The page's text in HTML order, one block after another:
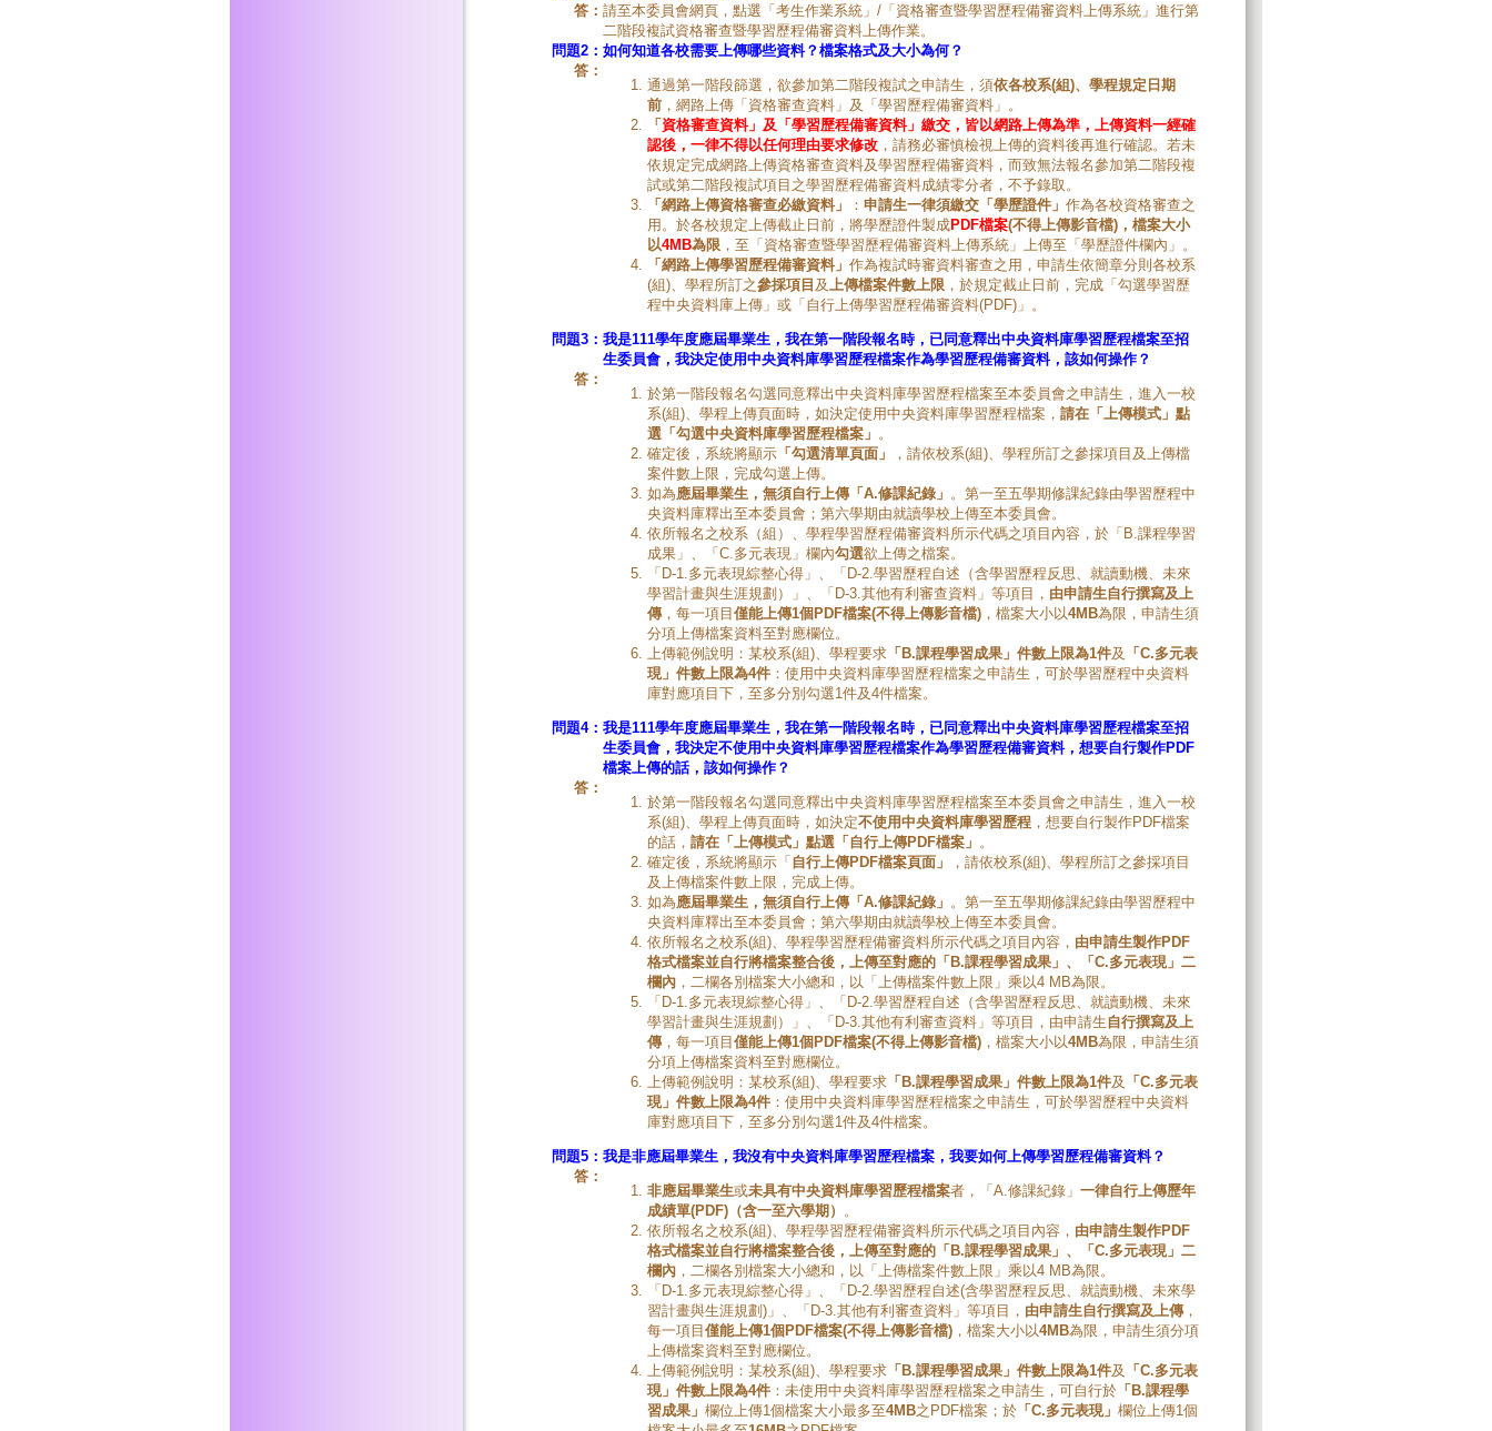
答： 請至本委員會網頁，點選「考生作業系統」/「資格審查暨學習歷程備審資料上傳系統」進行第
二階段複試資格審查暨學習歷程備審資料上傳作業。
問題2： 如何知道各校需要上傳哪些資料？檔案格式及大小為何？
答：
通過第一階段篩選，欲參加第二階段複試之申請生，須依各校系(組)、學程規定日期
前，網路上傳「資格審查資料」及「學習歷程備審資料」。
「 資格審查資料」及「學習歷程備審資料」繳交，皆以網路上傳為準，上傳資料一經確
認後，一律不得以任何理由要求修改，請務必審慎檢視上傳的資料後再進行確認。若未
依規定完成網路上傳資格審查資料及學習歷程備審資料，而致無法報名參加第二階段複
試或第二階段複試項目之學習歷程備審資料成績零分者，不予錄取。
「網路上傳資格審查必繳資料」
： 申請生一律須繳交「學歷證件」 作為各校資格審查之
用。於各校規定上傳截止日前，將學歷證件製成PDF檔案(不得上傳影音檔)，檔案大小
以4MB為限，至「資格審查暨學習歷程備審資料上傳系統」上傳至「學歷證件欄內」。
「網路上傳學習歷程備審資料」 作為複試時審資料審查之用，申請生依簡章分則各校系
(組)、學程所訂之參採項目 及上傳檔案件數上限，於規定截止日前，完成「勾選學習歷
程中央資料庫上傳」或「自行上傳學習歷程備審資料(PDF)」。
問題3： 我是111學年度應屆畢業生，我在第一階段報名時，已同意釋出中央資料庫學習歷程檔案至招
生委員會，我決定使用中央資料庫學習歷程檔案作為學習歷程備審資料，該如何操作？
答：
於第一階段報名勾選同意釋出中央資料庫學習歷程檔案至本委員會之申請生，進入一校
系(組)、學程上傳頁面時，如決定使用中央資料庫學習歷程檔案， 請在「上傳模式」點
選「勾選中央資料庫學習歷程檔案」 。
確定後，系統將顯示「勾選清單頁面」
，請依校系(組)、學程所訂之參採項目及上傳檔
案件數上限，完成勾選上傳。
如為應屆畢業生，無須自行上傳「 A.修課紀錄」 。第一至五學期修課紀錄由學習歷程中
央資料庫釋出至本委員會；第六學期由就讀學校上傳至本委員會。
依所報名之校系（組）、學程學習歷程備審資料所示代碼之項目內容，於「B.課程學習
成果」、「C.多元表現」欄內勾選欲上傳之檔案。
「D-1.多元表現綜整心得」、「D-2.學習歷程自述（含學習歷程反思、就讀動機、未來
學習計畫與生涯規劃）」、「D-3.其他有利審查資料」等項目， 由申請生自行撰寫及上
傳，每一項目 僅能上傳1個 PDF檔案(不得上傳影音檔)，檔案大小以4MB為限，申請生須
分項上傳檔案資料至對應欄位。
上傳範例說明：某校系(組)、學程要求「 B.課程學習成果」件數上限為1件及 「 C.多元表
現」件數上限為4件：使用中央資料庫學習歷程檔案之申請生，可於學習歷程中央資料
庫對應項目下，至多分別勾選1件及4件檔案。
問題4： 我是111學年度應屆畢業生，我在第一階段報名時，已同意釋出中央資料庫學習歷程檔案至招
生委員會，我決定不使用中央資料庫學習歷程檔案作為學習歷程備審資料，想要自行製作PDF
檔案上傳的話，該如何操作？
答：
於第一階段報名勾選同意釋出中央資料庫學習歷程檔案至本委員會之申請生，進入一校
系(組)、學程上傳頁面時，如決定不使用中央資料庫學習歷程，想要自行製作PDF檔案
的話， 請在「上傳模式」點選「自行上傳PDF檔案」 。
確定後，系統將顯示「 自行上傳PDF檔案頁面」
，請依校系(組)、學程所訂之參採項目
及上傳檔案件數上限，完成上傳。
如為應屆畢業生，無須自行上傳「 A.修課紀錄」 。第一至五學期修課紀錄由學習歷程中
央資料庫釋出至本委員會；第六學期由就讀學校上傳至本委員會。
依所報名之校系(組)、學程學習歷程備審資料所示代碼之項目內容， 由申請生製作PDF
格式檔案並自行將檔案整合後，上傳至對應的「 B.課程學習成果」、「 C.多元表現」二
欄內，二欄各別檔案大小總和，以「上傳檔案件數上限」乘以4 MB為限。
「D-1.多元表現綜整心得」、「D-2.學習歷程自述（含學習歷程反思、就讀動機、未來
學習計畫與生涯規劃）」、「D-3.其他有利審查資料」等項目，由申請生自行撰寫及上
傳，每一項目 僅能上傳1個 PDF檔案(不得上傳影音檔)，檔案大小以4MB為限，申請生須
分項上傳檔案資料至對應欄位。
上傳範例說明：某校系(組)、學程要求「 B.課程學習成果」件數上限為1件及 「 C.多元表
現」件數上限為4件：使用中央資料庫學習歷程檔案之申請生，可於學習歷程中央資料
庫對應項目下，至多分別勾選1件及4件檔案。
問題5： 我是非應屆畢業生，我沒有中央資料庫學習歷程檔案，我要如何上傳學習歷程備審資料？
答：
非應屆畢業生或未具有中央資料庫學習歷程檔案者，「A.修課紀錄」 一律自行上傳歷年
成績單(PDF)（含一至六學期） 。
依所報名之校系(組)、學程學習歷程備審資料所示代碼之項目內容， 由申請生製作PDF
格式檔案並自行將檔案整合後，上傳至對應的「 B.課程學習成果」、「 C.多元表現」二
欄內，二欄各別檔案大小總和，以「上傳檔案件數上限」乘以4 MB為限。
「D-1.多元表現綜整心得」、「D-2.學習歷程自述(含學習歷程反思、就讀動機、未來學
習計畫與生涯規劃)」、「D-3.其他有利審查資料」等項目， 由申請生自行撰寫及上傳，
每一項目 僅能上傳1個 PDF檔案(不得上傳影音檔)，檔案大小以4MB為限，申請生須分項
上傳檔案資料至對應欄位。
上傳範例說明：某校系(組)、學程要求「 B.課程學習成果」件數上限為1件及 「 C.多元表
現」件數上限為4件：未使用中央資料庫學習歷程檔案之申請生，可自行於「 B.課程學
習成果」 欄位上傳1個檔案大小最多至4MB之PDF檔案；於「 C.多元表現」 欄位上傳1個